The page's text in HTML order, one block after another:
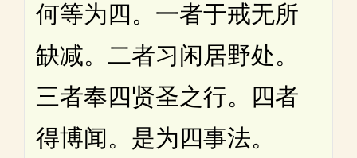
何等为四。一者于戒无所
缺减。二者习闲居野处。
三者奉四贤圣之行。四者
得博闻。是为四事法。